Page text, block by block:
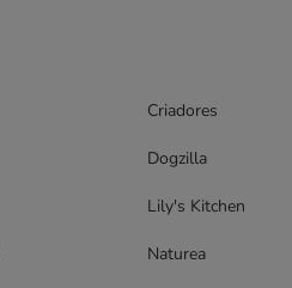
Criadores
Dogzilla
Lily's Kitchen
Naturea